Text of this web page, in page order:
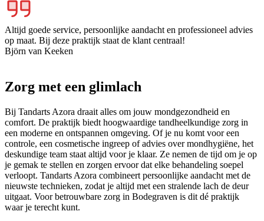
Altijd goede service, persoonlijke aandacht en professioneel advies
op maat. Bij deze praktijk staat de klant centraal!
Björn van Keeken
Zorg met een glimlach
Bij Tandarts Azora draait alles om jouw mondgezondheid en
comfort. De praktijk biedt hoogwaardige tandheelkundige zorg in
een moderne en ontspannen omgeving. Of je nu komt voor een
controle, een cosmetische ingreep of advies over mondhygiëne, het
deskundige team staat altijd voor je klaar. Ze nemen de tijd om je op
je gemak te stellen en zorgen ervoor dat elke behandeling soepel
verloopt. Tandarts Azora combineert persoonlijke aandacht met de
nieuwste technieken, zodat je altijd met een stralende lach de deur
uitgaat. Voor betrouwbare zorg in Bodegraven is dit dé praktijk
waar je terecht kunt.